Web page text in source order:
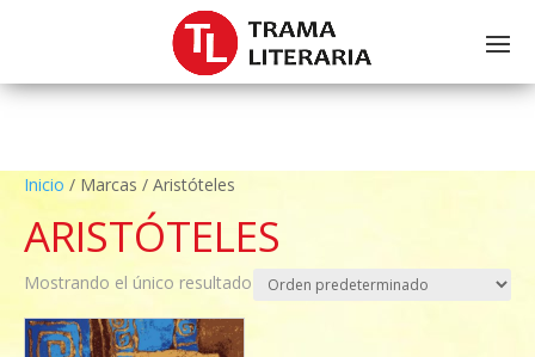
Class Not Found: HMWP_Controllers_Log
Inicio / Marcas / Aristóteles
ARISTÓTELES
Mostrando el único resultado